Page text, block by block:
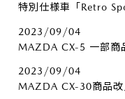
特別仕様車「Retro
2023/09/04
MAZDA CX-5 一部商
2023/09/04
MAZDA CX-30商品改